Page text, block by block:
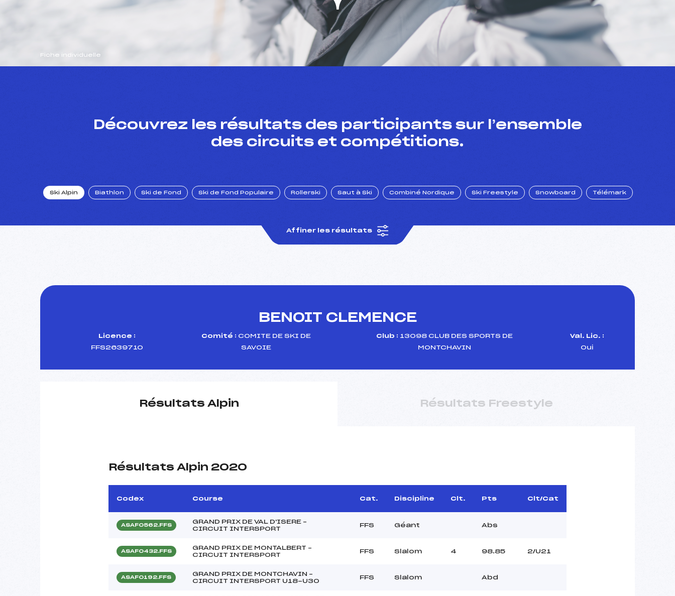
Fiche individuelle
Découvrez les résultats des participants sur l’ensemble
des circuits et compétitions.
Ski Alpin Biathlon Ski de Fond Ski de Fond Populaire Rollerski Saut à Ski Combiné Nordique Ski Freestyle Snowboard Télémark
Affiner les résultats
BENOIT CLEMENCE
Licence :
FFS2639710
Comité : COMITE DE SKI DE
SAVOIE
Club : 13098 CLUB DES SPORTS DE
MONTCHAVIN
Val. Lic. :
Oui
Résultats Alpin Résultats Freestyle
Résultats Alpin 2020
Codex Course Cat. Discipline Clt. Pts Clt/Cat
ASAF0562.FFS
GRAND PRIX DE VAL D'ISERE –
CIRCUIT INTERSPORT
FFS Géant Abs
ASAF0432.FFS
GRAND PRIX DE MONTALBERT –
CIRCUIT INTERSPORT
FFS Slalom 4 98.85 2/U21
ASAF0192.FFS
GRAND PRIX DE MONTCHAVIN –
CIRCUIT INTERSPORT U18-U30
FFS Slalom Abd